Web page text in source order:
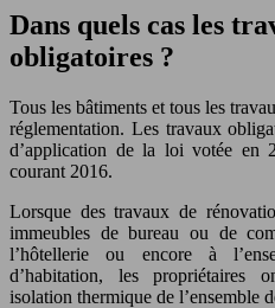
Dans quels cas les
obligatoires ?
Tous les bâtiments et tous les
réglementation. Les travaux
d’application de la loi votée en
courant 2016.
Lorsque des travaux de
immeubles de bureau ou de
l’hôtellerie ou encore à
d’habitation, les propriétaires
isolation thermique de l’ensemble